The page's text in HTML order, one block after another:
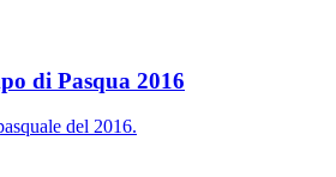
di Pasqua 2016
del 2016.